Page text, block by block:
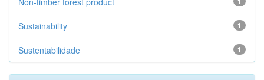
1
Sustainability
1
Sustentabilidade